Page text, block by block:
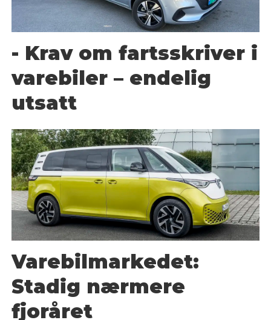
- Krav om fartsskriver i
varebiler – endelig
utsatt
Varebilmarkedet:
Stadig nærmere
fjoråret